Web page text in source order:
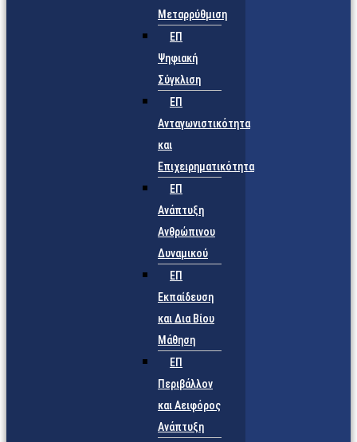
Μεταρρύθμιση
ΕΠ
Ψηφιακή
Σύγκλιση
ΕΠ
Ανταγωνιστικότητα
και
Επιχειρηματικότητα
ΕΠ
Ανάπτυξη
Ανθρώπινου
Δυναμικού
ΕΠ
Εκπαίδευση
και Δια Βίου
Μάθηση
ΕΠ
Περιβάλλον
και Αειφόρος
Ανάπτυξη